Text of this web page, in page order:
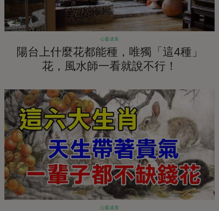
心靈成長
陽台上什麼花都能種，唯獨「這4種」
花，風水師一看就說不行！
心靈成長